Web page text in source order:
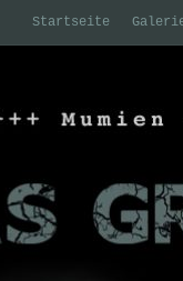
Startseite